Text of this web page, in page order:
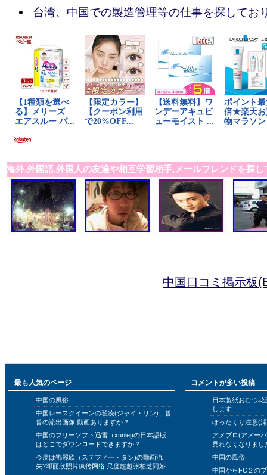
台湾、中国での製造管理等の仕事を探してお
海外,外国語,外国人の友達や相互学習相手,メールフレンドを探し
中国口コミ掲示板
最も人気のページ
中国の風俗
中国レースクイーンの翟凌(ジャイ・リン)、兽
兽の流出画像,動画ありますか？
中国のフリーソフト迅雷（xunlei)の日本語版
はどこでダウンロードできますか？
今度は鄧麗欣（ステフィー・タン)の動画流
失?邓丽欣照片疯传网络 尺度超越张柏芝阿娇
コメントが多い投稿
日本製紙おむつ
します
ぼったくり注意(
アメブロ(アメー
見れなくなりまし
中国の風俗
中国からFC２の